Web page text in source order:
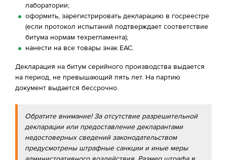
лаборатории;
оформить, зарегистрировать декларацию в госреестре
(если протокол испытаний подтверждает соответствие
битума нормам техрегламента);
нанести на все товары знак ЕАС.
Декларация на битум серийного производства выдается
на период, не превышающий пять лет. На партию
документ выдается бессрочно.
Обратите внимание! За отсутствие разрешительной
декларации или предоставление декларантами
недостоверных сведений законодательством
предусмотрены штрафные санкции и иные меры